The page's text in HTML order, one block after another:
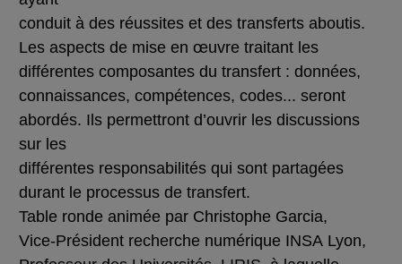
conduit à des réussites et des transferts aboutis.
Les aspects de mise en œuvre traitant les
différentes composantes du transfert : données,
connaissances, compétences, codes... seront
abordés. Ils permettront d’ouvrir les discussions
sur les
différentes responsabilités qui sont partagées
durant le processus de transfert.
Table ronde animée par Christophe Garcia,
Vice-Président recherche numérique INSA Lyon,